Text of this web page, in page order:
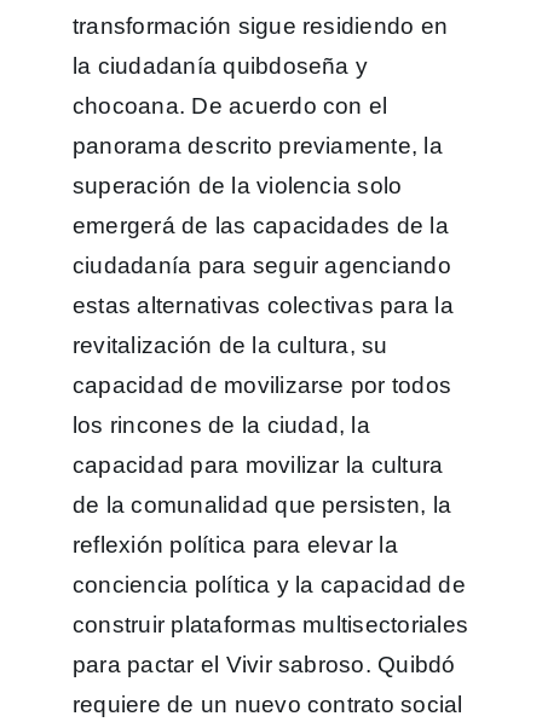
transformación sigue residiendo en
la ciudadanía quibdoseña y
chocoana. De acuerdo con el
panorama descrito previamente, la
superación de la violencia solo
emergerá de las capacidades de la
ciudadanía para seguir agenciando
estas alternativas colectivas para la
revitalización de la cultura, su
capacidad de movilizarse por todos
los rincones de la ciudad, la
capacidad para movilizar la cultura
de la comunalidad que persisten, la
reflexión política para elevar la
conciencia política y la capacidad de
construir plataformas multisectoriales
para pactar el Vivir sabroso. Quibdó
requiere de un nuevo contrato social